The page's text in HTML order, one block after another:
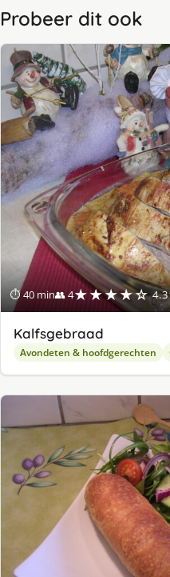
Probeer dit ook
⏱ 40 min👥 4★★★★☆
Kalfsgebraad
Avondeten & hoofdgerechten